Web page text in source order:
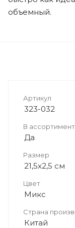
объемный.
Артикул
323-032
В
Да
Размер
21,5х2,5 см
Цвет
Микс
Страна
Китай